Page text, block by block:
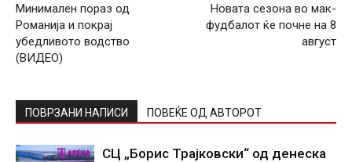
Минимален пораз од
Романија и покрај
убедливото водство
(ВИДЕО)
Новата сезона во мак-
фудбалот ќе почне на 8
август
ПОВРЗАНИ НАПИСИ ПОВЕЌЕ ОД АВТОРОТ
СЦ „Борис Трајковски“ од денеска